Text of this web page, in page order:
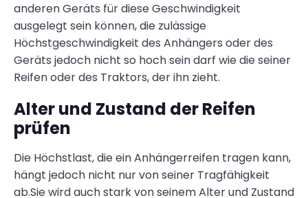
anderen Geräts für diese Geschwindigkeit
ausgelegt sein können, die zulässige
Höchstgeschwindigkeit des Anhängers oder des
Geräts jedoch nicht so hoch sein darf wie die seiner
Reifen oder des Traktors, der ihn zieht.
Alter und Zustand der Reifen
prüfen
Die Höchstlast, die ein Anhängerreifen tragen kann,
hängt jedoch nicht nur von seiner Tragfähigkeit
ab.Sie wird auch stark von seinem Alter und Zustand